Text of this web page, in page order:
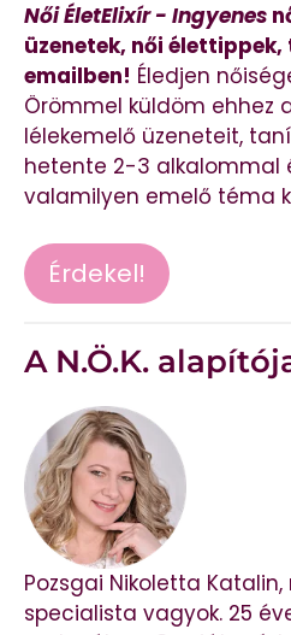
Női ÉletElixír - Ingyenes
üzenetek, női
emailben! Éledjen
Örömmel küldöm ehhez
lélekemelő üzeneteit,
hetente 2-3 alkalommal
valamilyen emelő téma
Érdekel!
A N.Ö.K.
Pozsgai Nikoletta
specialista vagyok. 25